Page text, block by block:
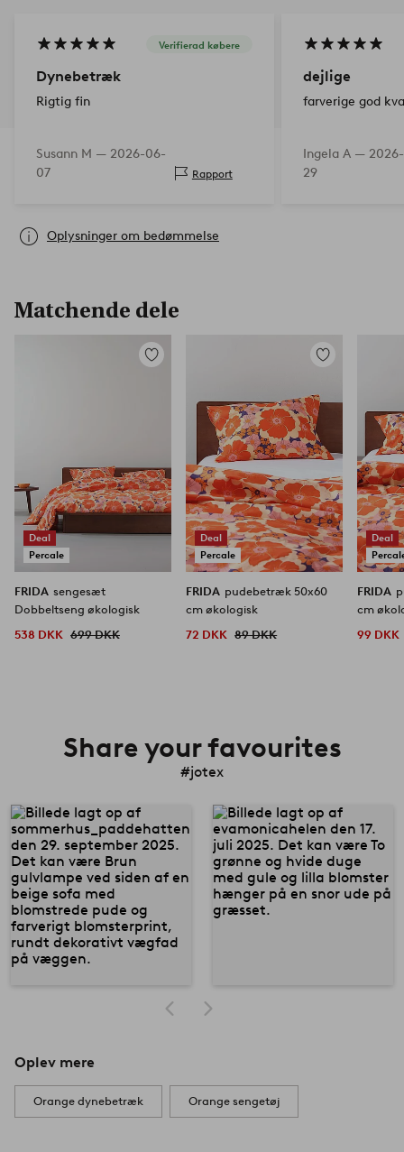
Verifierad købere
Dynebetræk
Rigtig fin
Susann M — 2026-06-
07
Rapport
dejlige
farverige god
Ingela A —
29
Oplysninger om bedømmelse
Matchende dele
Deal
Percale
Tilføj
FRIDA sengesæt
Dobbeltseng økologisk
538 DKK 699 DKK
Deal
Percale
Tilføj
FRIDA pudebetræk 50x60
cm økologisk
72 DKK 89 DKK
Deal
FRIDA
cm
99 DKK
Share your favourites
#jotex
Oplev mere
Orange dynebetræk Orange sengetøj